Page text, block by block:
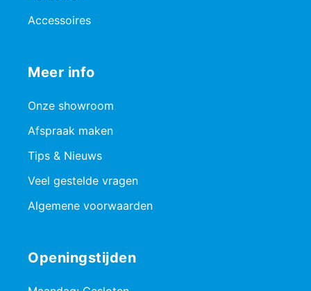
Accessoires
Meer info
Onze showroom
Afspraak maken
Tips & Nieuws
Veel gestelde vragen
Algemene voorwaarden
Openingstijden